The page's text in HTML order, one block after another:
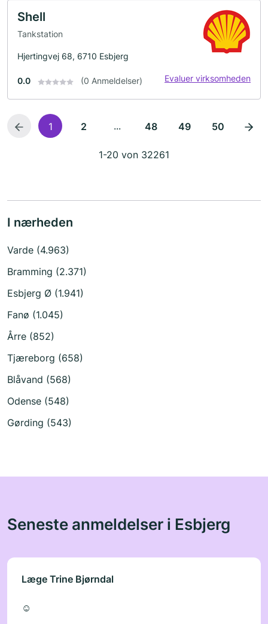
Shell
Tankstation
Hjertingvej 68, 6710 Esbjerg
0.0 (0 Anmeldelser) Evaluer virksomheden
1 2 ... 48 49 50
1-20 von 32261
I nærheden
Varde (4.963)
Bramming (2.371)
Esbjerg Ø (1.941)
Fanø (1.045)
Årre (852)
Tjæreborg (658)
Blåvand (568)
Odense (548)
Gørding (543)
Seneste anmeldelser i Esbjerg
Læge Trine Bjørndal
☺️